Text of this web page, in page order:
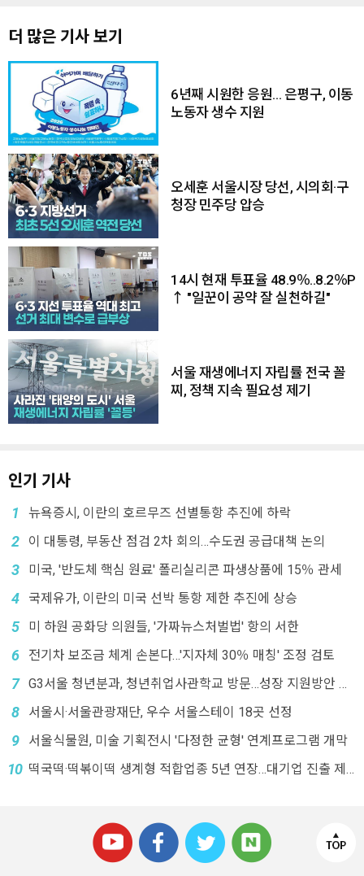
더 많은 기사 보기
6년째 시원한 응원… 은평구, 이동
노동자 생수 지원
오세훈 서울시장 당선, 시의회·구
청장 민주당 압승
14시 현재 투표율 48.9％..8.2％P
↑ "일꾼이 공약 잘 실천하길"
서울 재생에너지 자립률 전국 꼴
찌, 정책 지속 필요성 제기
인기 기사
1 뉴욕증시, 이란의 호르무즈 선별통항 추진에 하락
2 이 대통령, 부동산 점검 2차 회의…수도권 공급대책 논의
3 미국, '반도체 핵심 원료' 폴리실리콘 파생상품에 15％ 관세
4 국제유가, 이란의 미국 선박 통항 제한 추진에 상승
5 미 하원 공화당 의원들, '가짜뉴스처벌법' 항의 서한
6 전기차 보조금 체계 손본다…'지자체 30％ 매칭' 조정 검토
7
G3서울 청년분과, 청년취업사관학교 방문…성장 지원방안 논
8 서울시·서울관광재단, 우수 서울스테이 18곳 선정
9 서울식물원, 미술 기획전시 '다정한 균형' 연계프로그램 개막
10 떡국떡·떡볶이떡 생계형 적합업종 5년 연장…대기업 진출 제